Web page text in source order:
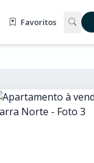
Favoritos